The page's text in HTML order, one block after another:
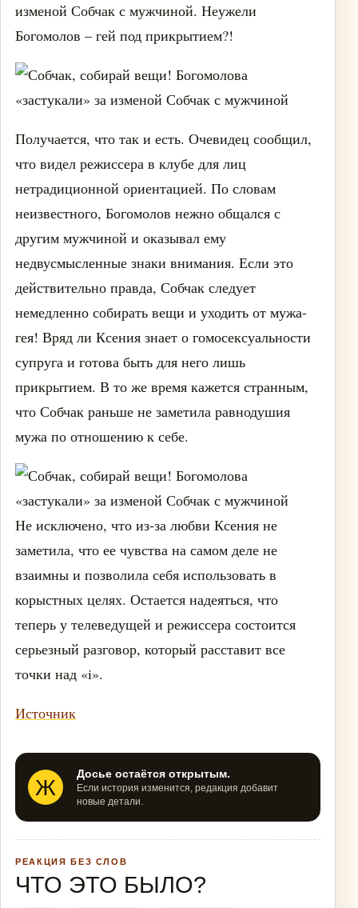
изменой Собчак с мужчиной. Неужели
Богомолов – гей под прикрытием?!
Получается, что так и есть. Очевидец сообщил,
что видел режиссера в клубе для лиц
нетрадиционной ориентацией. По словам
неизвестного, Богомолов нежно общался с
другим мужчиной и оказывал ему
недвусмысленные знаки внимания. Если это
действительно правда, Собчак следует
немедленно собирать вещи и уходить от мужа-
гея! Вряд ли Ксения знает о гомосексуальности
супруга и готова быть для него лишь
прикрытием. В то же время кажется странным,
что Собчак раньше не заметила равнодушия
мужа по отношению к себе.
Не исключено, что из-за любви Ксения не
заметила, что ее чувства на самом деле не
взаимны и позволила себя использовать в
корыстных целях. Остается надеяться, что
теперь у телеведущей и режиссера состоится
серьезный разговор, который расставит все
точки над «i».
Источник
Ж
Досье остаётся открытым.
Если история изменится, редакция добавит
новые детали.
РЕАКЦИЯ БЕЗ СЛОВ
ЧТО ЭТО БЫЛО?